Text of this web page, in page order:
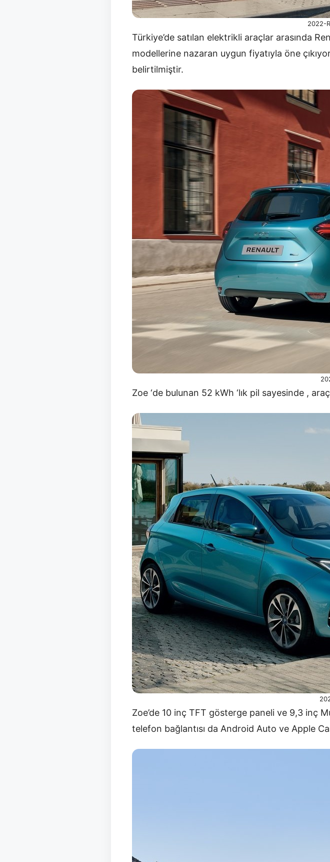
2022-
Türkiye’de satılan elektrikli araçlar arasında
modellerine nazaran uygun fiyatıyla öne
belirtilmiştir.
Zoe ‘de bulunan 52 kWh ‘lık pil sayesinde ,
Zoe’de 10 inç TFT gösterge paneli ve 9,3 inç
telefon bağlantısı da Android Auto ve Apple